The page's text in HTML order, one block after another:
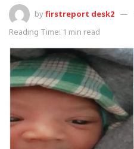
byfirstreport desk2
Reading Time: 1 min read